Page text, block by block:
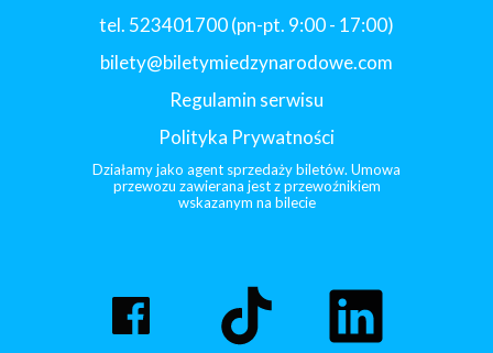
tel. 523401700 (pn-pt. 9:00 - 17:00)
bilety@biletymiedzynarodowe.com
Regulamin serwisu
Polityka Prywatności
Działamy jako agent sprzedaży biletów. Umowa
przewozu zawierana jest z przewoźnikiem
wskazanym na bilecie